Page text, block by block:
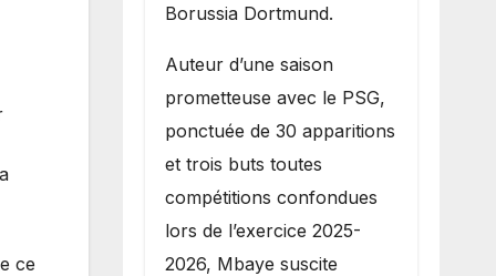
ce
Borussia Dortmund.
Auteur d’une saison
prometteuse avec le PSG,
ponctuée de 30 apparitions
et trois buts toutes
compétitions confondues
lors de l’exercice 2025-
2026, Mbaye suscite